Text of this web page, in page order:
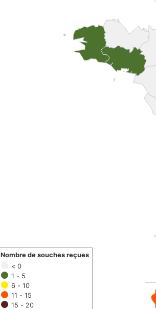
< 0
1 - 5
6 - 10
11 - 15
15 - 20
Nombre de souches reçues